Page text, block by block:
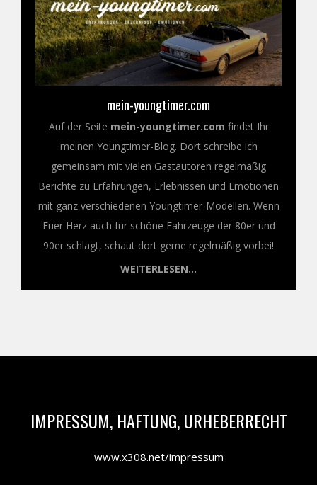
mein-youngtimer.com
Auf der Seite mein-youngtimer.com findet Ihr
meinen Youngtimer-Blog. Dort schreibe ich
gemeinsam mit vielen Gastautoren regelmäßig
Berichte zu Erfahrungen, Erlebnissen und Emotionen
mit ganz verschiedenen Youngtimer-Modellen. Wenn
Euer Herz auch für schöne Fahrzeuge der 80er und
90er schlägt, schaut dort gerne regelmäßig vorbei!
WEITERLESEN...
IMPRESSUM, HAFTUNG, URHEBERRECHT
www.x308.net/impressum